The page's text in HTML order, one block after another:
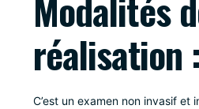
réalisation :
C’est un examen non invasif et